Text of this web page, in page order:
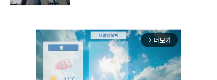
arrow_forward_ios 더보기